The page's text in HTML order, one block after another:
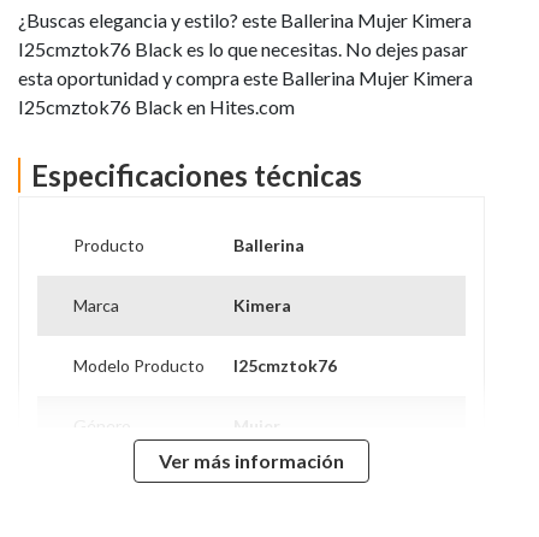
¿Buscas elegancia y estilo? este Ballerina Mujer Kimera
I25cmztok76 Black es lo que necesitas. No dejes pasar
esta oportunidad y compra este Ballerina Mujer Kimera
I25cmztok76 Black en Hites.com
Especificaciones técnicas
Producto Ballerina
Marca Kimera
Modelo Producto I25cmztok76
I25cmztok76
Ver más información